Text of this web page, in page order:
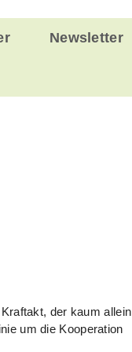
Newsletter
der kaum allein
um die Kooperation